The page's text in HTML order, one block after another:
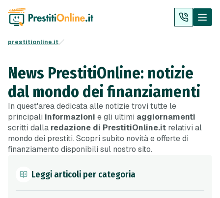
prestitionline.it
News PrestitiOnline: notizie
dal mondo dei finanziamenti
In quest'area dedicata alle notizie trovi tutte le
principali informazioni e gli ultimi aggiornamenti
scritti dalla redazione di PrestitiOnline.it relativi al
mondo dei prestiti. Scopri subito novità e offerte di
finanziamento disponibili sul nostro sito.
Leggi articoli per categoria